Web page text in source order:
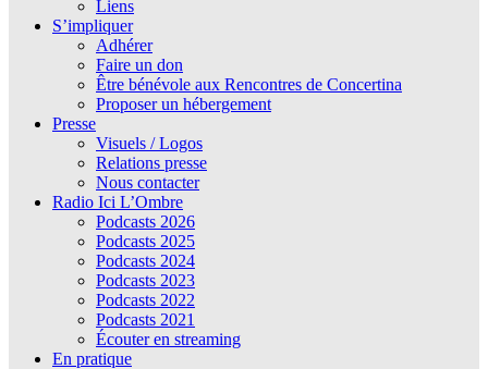
Liens
S’impliquer
Adhérer
Faire un don
Être bénévole aux Rencontres de Concertina
Proposer un hébergement
Presse
Visuels / Logos
Relations presse
Nous contacter
Radio Ici L’Ombre
Podcasts 2026
Podcasts 2025
Podcasts 2024
Podcasts 2023
Podcasts 2022
Podcasts 2021
Écouter en streaming
En pratique